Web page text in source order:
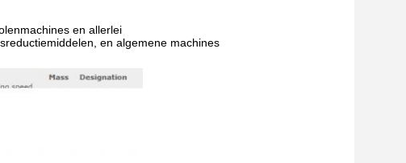
en allerlei
en algemene machines